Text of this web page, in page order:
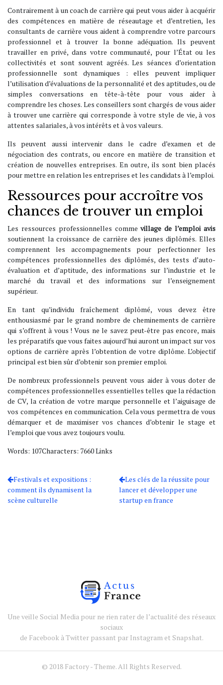
Contrairement à un coach de carrière qui peut vous aider à acquérir
des compétences en matière de réseautage et d’entretien, les
consultants de carrière vous aident à comprendre votre parcours
professionnel et à trouver la bonne adéquation. Ils peuvent
travailler en privé, dans votre communauté, pour l’État ou les
collectivités et sont souvent agréés. Les séances d’orientation
professionnelle sont dynamiques : elles peuvent impliquer
l’utilisation d’évaluations de la personnalité et des aptitudes, ou de
simples conversations en tête-à-tête pour vous aider à
comprendre les choses. Les conseillers sont chargés de vous aider
à trouver une carrière qui corresponde à votre style de vie, à vos
attentes salariales, à vos intérêts et à vos valeurs.
Ils peuvent aussi intervenir dans le cadre d’examen et de
négociation des contrats, ou encore en matière de transition et
création de nouvelles entreprises. En outre, ils sont bien placés
pour mettre en relation les entreprises et les candidats à l’emploi.
Ressources pour accroître vos
chances de trouver un emploi
Les ressources professionnelles commevillage de l’emploi avis
soutiennent la croissance de carrière des jeunes diplômés. Elles
comprennent les accompagnements pour perfectionner les
compétences professionnelles des diplômés, des tests d’auto-
évaluation et d’aptitude, des informations sur l’industrie et le
marché du travail et des informations sur l’enseignement
supérieur.
En tant qu’individu fraîchement diplômé, vous devez être
enthousiasmé par le grand nombre de cheminements de carrière
qui s’offrent à vous ! Vous ne le savez peut-être pas encore, mais
les préparatifs que vous faites aujourd’hui auront un impact sur vos
options de carrière après l’obtention de votre diplôme. L’objectif
principal est bien sûr d’obtenir son premier emploi.
De nombreux professionnels peuvent vous aider à vous doter de
compétences professionnelles essentielles telles que la rédaction
de CV, la création de votre marque personnelle et l’aiguisage de
vos compétences en communication. Cela vous permettra de vous
démarquer et de maximiser vos chances d’obtenir le stage et
l’emploi que vous avez toujours voulu.
Words: 107Characters: 7660 Links
Festivals et expositions :
comment ils dynamisent la
scène culturelle
Les clés de la réussite pour
lancer et développer une
startup en france
Une veille Social Media pour ne rien rater de l’actualité des réseaux
sociaux
de Facebook à Twitter passant par Instagram et Snapshat.
© 2018 Factory - Theme. All Rights Reserved.